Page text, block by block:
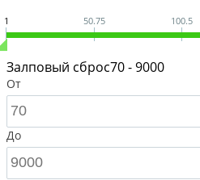
1 50.75 100.5
Залповый сброс70 - 9000
От
До